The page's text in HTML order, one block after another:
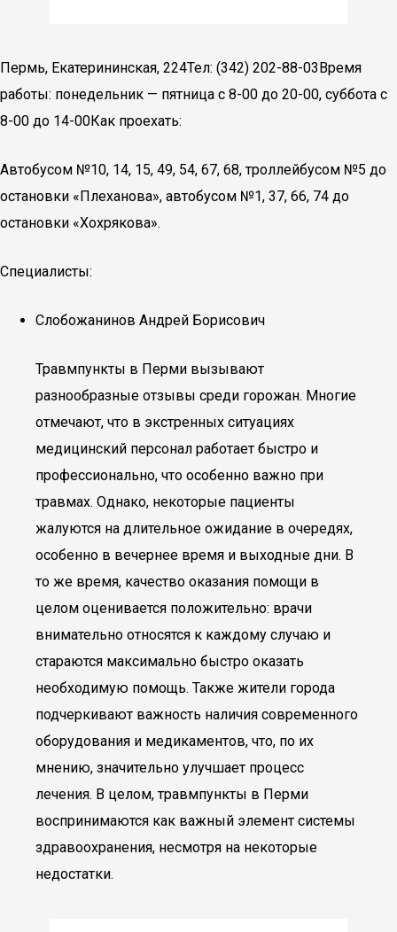
Пермь, Екатерининская, 224Тел: (342) 202-88-03Время
работы: понедельник — пятница с 8-00 до 20-00, суббота с
8-00 до 14-00Как проехать:
Автобусом №10, 14, 15, 49, 54, 67, 68, троллейбусом №5 до
остановки «Плеханова», автобусом №1, 37, 66, 74 до
остановки «Хохрякова».
Специалисты:
Слобожанинов Андрей Борисович
Травмпункты в Перми вызывают
разнообразные отзывы среди горожан. Многие
отмечают, что в экстренных ситуациях
медицинский персонал работает быстро и
профессионально, что особенно важно при
травмах. Однако, некоторые пациенты
жалуются на длительное ожидание в очередях,
особенно в вечернее время и выходные дни. В
то же время, качество оказания помощи в
целом оценивается положительно: врачи
внимательно относятся к каждому случаю и
стараются максимально быстро оказать
необходимую помощь. Также жители города
подчеркивают важность наличия современного
оборудования и медикаментов, что, по их
мнению, значительно улучшает процесс
лечения. В целом, травмпункты в Перми
воспринимаются как важный элемент системы
здравоохранения, несмотря на некоторые
недостатки.